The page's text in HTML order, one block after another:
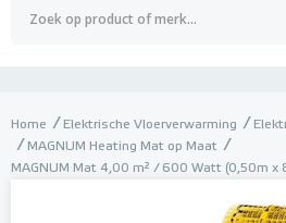
Home Elektrische Vloerverwarming
MAGNUM Heating Mat op Maat
MAGNUM Mat 4,00 m² / 600 Watt (0,50m x